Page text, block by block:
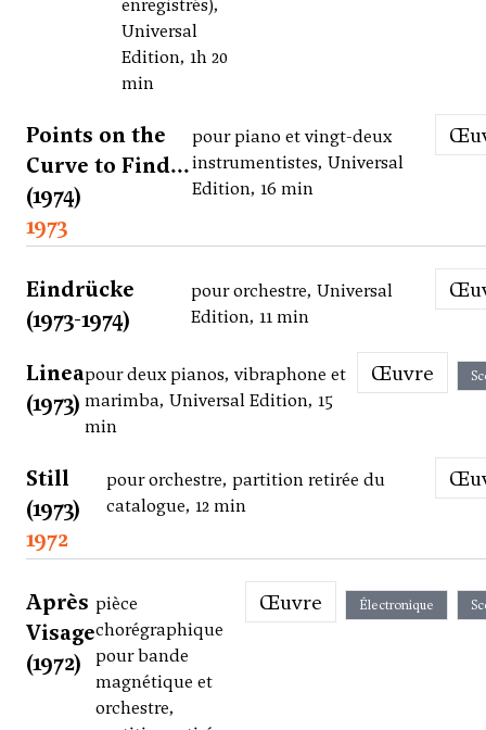
enregistrés),
Universal
Edition, 1h 20
min
Points on the
Curve to Find...
(1974)
pour piano et vingt-deux
instrumentistes, Universal
Edition, 16 min
1973
Eindrücke
(1973-1974)
pour orchestre, Universal
Edition, 11 min
Linea
(1973)
pour deux pianos, vibraphone et
marimba, Universal Edition, 15
min
Œuvre
Still
(1973)
pour orchestre, partition retirée du
catalogue, 12 min
1972
Après
Visage
(1972)
pièce
chorégraphique
pour bande
magnétique et
orchestre,
Œuvre Électronique